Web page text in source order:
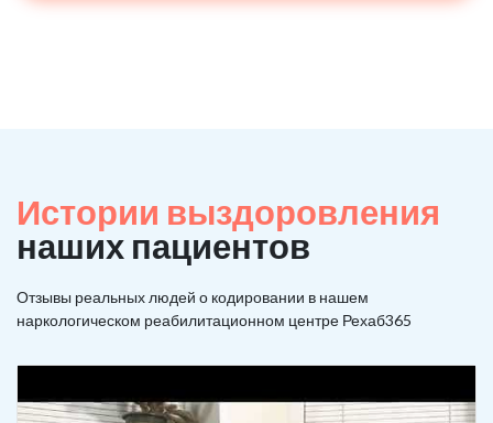
Истории выздоровления
наших пациентов
Отзывы реальных людей о кодировании в нашем
наркологическом реабилитационном центре Рехаб365